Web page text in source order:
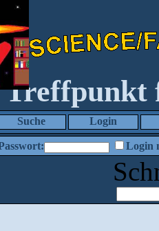
Treffpunkt
Suche Login
Login